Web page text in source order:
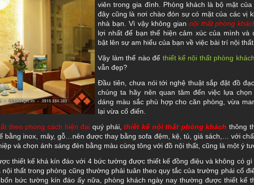
viên trong gia đình. Phòng khách là bộ mặt
đây cũng là nơi chào đón sự có mặt của các vị
nhà bạn. Vì vậy không gian nội thất phòng
lợi nhất để bạn thể hiện cảm xúc của mình và
bật lên sự am hiểu của bạn về việc bài trí nội thất.
Vậy làm thế nào để thiết kế nội thất phòng
vẫn đẹp?
Đầu tiên, chưa nói tới nghệ thuật sắp đặt đồ
chúng ta hãy nên quan tâm đến việc lựa chọn
dáng màu sắc phù hợp cho căn phòng, vừa
lại vừa cổ điển.
theo phong cách hiện đại quý phái, thiết kế nội thất phòng khách thông
bằng inox, mây, gỗ…nên được thay bằng sofa đệm, kệ, tủ, giá sách,… với
và chọn ánh sáng đèn bằng màu cùng tông với đồ nội thất, cũng là một ý
thiết kế khá kín đáo với 4 bức tường được thiết kế đồng điệu và không có
thất trong phòng cũng thường phải tuân theo quy tắc của trường phái cổ
bức tường kín đáo ấy nữa, phòng khách ngày nay thường được thiết kế